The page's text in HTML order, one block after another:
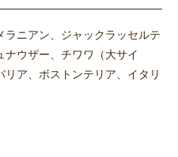
ラニアン、ジャックラッセルテ
ナウザー、チワワ（大サイ
ア、ボストンテリア、イタリ